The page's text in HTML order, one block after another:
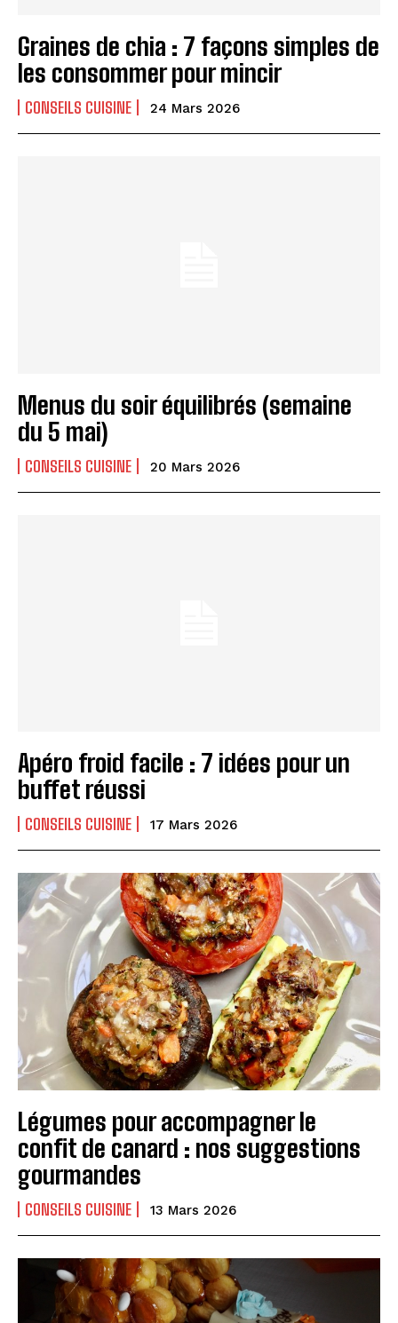
I WANT IN
I've read and accept thePrivacy Policy.
Graines de chia : 7 façons simples de
les consommer pour mincir
CONSEILS CUISINE 24 Mars 2026
Menus du soir équilibrés (semaine
du 5 mai)
CONSEILS CUISINE 20 Mars 2026
Apéro froid facile : 7 idées pour un
buffet réussi
CONSEILS CUISINE 17 Mars 2026
Légumes pour accompagner le
confit de canard : nos suggestions
gourmandes
CONSEILS CUISINE 13 Mars 2026